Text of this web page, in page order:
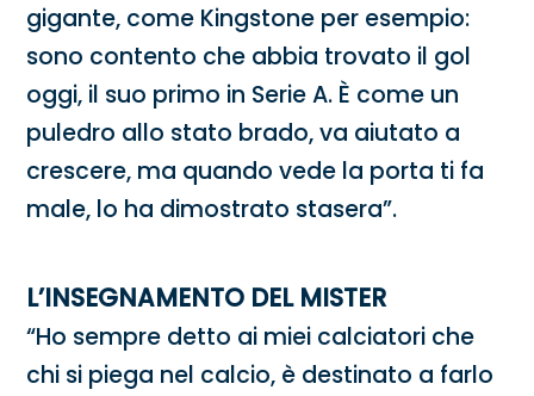
gigante, come Kingstone per esempio:
sono contento che abbia trovato il gol
oggi, il suo primo in Serie A. È come un
puledro allo stato brado, va aiutato a
crescere, ma quando vede la porta ti fa
male, lo ha dimostrato stasera”.
L’INSEGNAMENTO DEL MISTER
“Ho sempre detto ai miei calciatori che
chi si piega nel calcio, è destinato a farlo